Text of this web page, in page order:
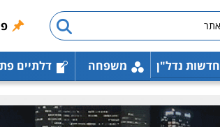
חדשות נדל"ן משפחה דלתיים